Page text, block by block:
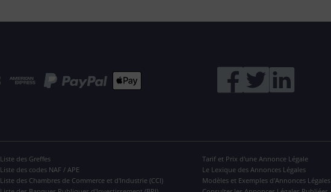
Liste des Greffes
Liste des codes NAF / APE
Liste des Chambres de Commerce et d'Industrie (CCI)
Tarif et Prix d'une Annonce Légale
Le Lexique des Annonces Légales
Modèles et Exemples d'Annonces Légales